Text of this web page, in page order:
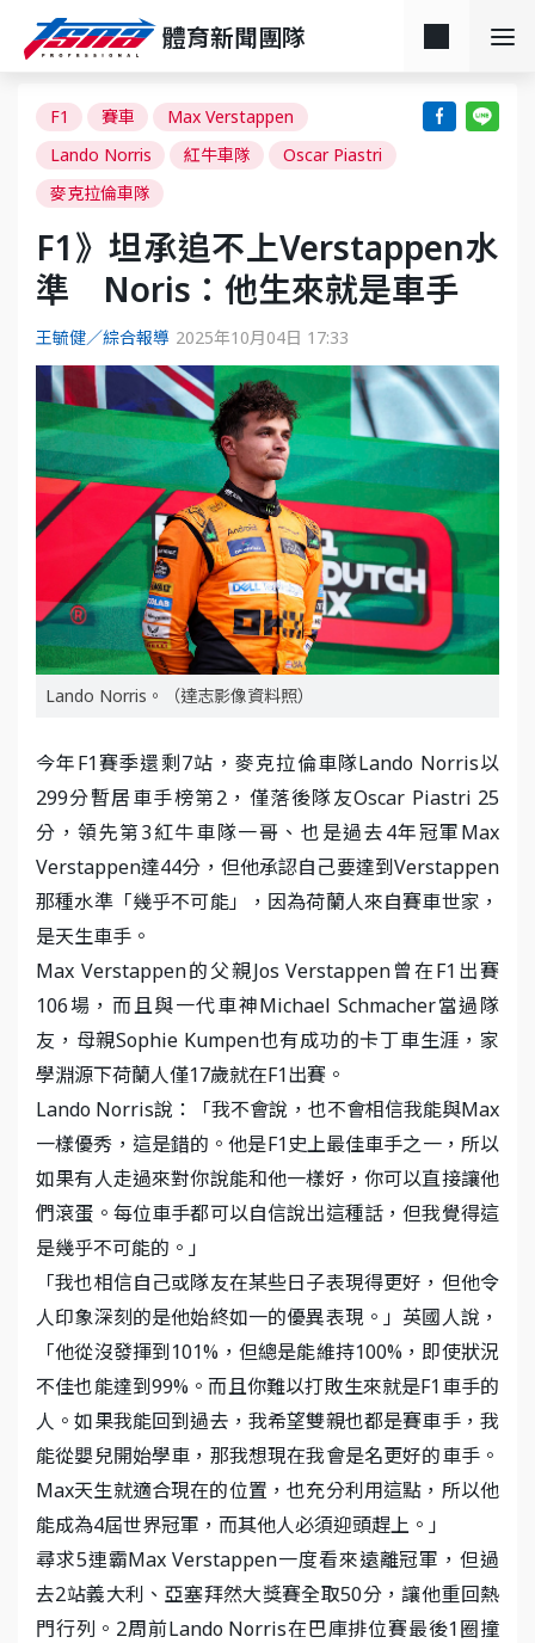
體育新聞團隊
F1 賽車
Max Verstappen
Lando Norris
紅牛車隊
Oscar Piastri
麥克拉倫車隊
F1》坦承追不上Verstappen水
準 Noris：他生來就是車手
王毓健／綜合報導 2025年10月04日 17:33
Lando Norris。（達志影像資料照）
今年F1賽季還剩7站，麥克拉倫車隊Lando Norris以
299分暫居車手榜第2，僅落後隊友Oscar Piastri 25
分，領先第3紅牛車隊一哥、也是過去4年冠軍Max
Verstappen達44分，但他承認自己要達到Verstappen
那種水準「幾乎不可能」，因為荷蘭人來自賽車世家，
是天生車手。
Max Verstappen的父親Jos Verstappen曾在F1出賽
106場，而且與一代車神Michael Schmacher當過隊
友，母親Sophie Kumpen也有成功的卡丁車生涯，家
學淵源下荷蘭人僅17歲就在F1出賽。
Lando Norris說：「我不會說，也不會相信我能與Max
一樣優秀，這是錯的。他是F1史上最佳車手之一，所以
如果有人走過來對你說能和他一樣好，你可以直接讓他
們滾蛋。每位車手都可以自信說出這種話，但我覺得這
是幾乎不可能的。」
「我也相信自己或隊友在某些日子表現得更好，但他令
人印象深刻的是他始終如一的優異表現。」英國人說，
「他從沒發揮到101%，但總是能維持100%，即使狀況
不佳也能達到99%。而且你難以打敗生來就是F1車手的
人。如果我能回到過去，我希望雙親也都是賽車手，我
能從嬰兒開始學車，那我想現在我會是名更好的車手。
Max天生就適合現在的位置，也充分利用這點，所以他
能成為4屆世界冠軍，而其他人必須迎頭趕上。」
尋求5連霸Max Verstappen一度看來遠離冠軍，但過
去2站義大利、亞塞拜然大獎賽全取50分，讓他重回熱
門行列。2周前Lando Norris在巴庫排位賽最後1圈撞